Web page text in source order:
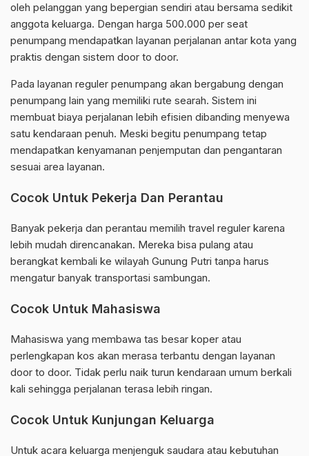
oleh pelanggan yang bepergian sendiri atau bersama sedikit
anggota keluarga. Dengan harga 500.000 per seat
penumpang mendapatkan layanan perjalanan antar kota yang
praktis dengan sistem door to door.
Pada layanan reguler penumpang akan bergabung dengan
penumpang lain yang memiliki rute searah. Sistem ini
membuat biaya perjalanan lebih efisien dibanding menyewa
satu kendaraan penuh. Meski begitu penumpang tetap
mendapatkan kenyamanan penjemputan dan pengantaran
sesuai area layanan.
Cocok Untuk Pekerja Dan Perantau
Banyak pekerja dan perantau memilih travel reguler karena
lebih mudah direncanakan. Mereka bisa pulang atau
berangkat kembali ke wilayah Gunung Putri tanpa harus
mengatur banyak transportasi sambungan.
Cocok Untuk Mahasiswa
Mahasiswa yang membawa tas besar koper atau
perlengkapan kos akan merasa terbantu dengan layanan
door to door. Tidak perlu naik turun kendaraan umum berkali
kali sehingga perjalanan terasa lebih ringan.
Cocok Untuk Kunjungan Keluarga
Untuk acara keluarga menjenguk saudara atau kebutuhan